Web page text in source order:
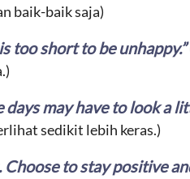
baik-baik saja)
too short to be unhappy.”
may have to look a
sedikit lebih keras.)
to stay positive